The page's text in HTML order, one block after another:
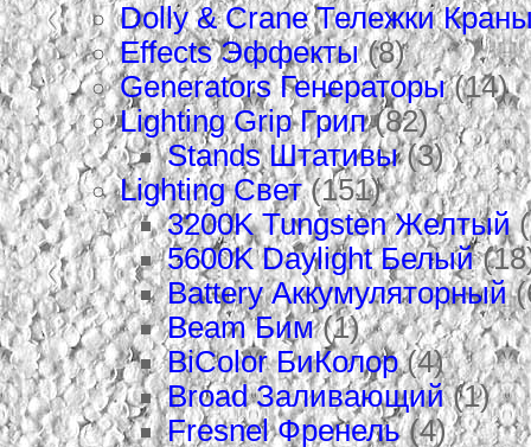
Dolly & Crane Тележки
Effects Эффекты(8)
Generators Генераторы(14)
Lighting Grip Грип(82)
Stands Штативы(3)
Lighting Свет(151)
3200K Tungsten Желтый
5600K Daylight Белый
Battery Аккумуляторный
Beam Бим(1)
BiColor БиКолор(4)
Broad Заливающий(1)
Fresnel Френель(4)